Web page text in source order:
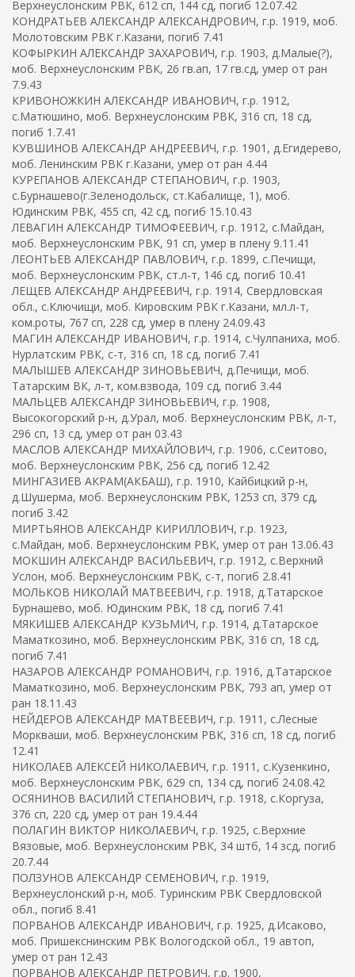
Верхнеуслонским РВК, 612 сп, 144 сд, погиб 12.07.42
КОНДРАТЬЕВ АЛЕКСАНДР АЛЕКСАНДРОВИЧ, г.р. 1919, моб.
Молотовским РВК г.Казани, погиб 7.41
КОФЫРКИН АЛЕКСАНДР ЗАХАРОВИЧ, г.р. 1903, д.Малые(?),
моб. Верхнеуслонским РВК, 26 гв.ап, 17 гв.сд, умер от ран
7.9.43
КРИВОНОЖКИН АЛЕКСАНДР ИВАНОВИЧ, г.р. 1912,
с.Матюшино, моб. Верхнеуслонским РВК, 316 сп, 18 сд,
погиб 1.7.41
КУВШИНОВ АЛЕКСАНДР АНДРЕЕВИЧ, г.р. 1901, д.Егидерево,
моб. Ленинским РВК г.Казани, умер от ран 4.44
КУРЕПАНОВ АЛЕКСАНДР СТЕПАНОВИЧ, г.р. 1903,
с.Бурнашево(г.Зеленодольск, ст.Кабалище, 1), моб.
Юдинским РВК, 455 сп, 42 сд, погиб 15.10.43
ЛЕВАГИН АЛЕКСАНДР ТИМОФЕЕВИЧ, г.р. 1912, с.Майдан,
моб. Верхнеуслонским РВК, 91 сп, умер в плену 9.11.41
ЛЕОНТЬЕВ АЛЕКСАНДР ПАВЛОВИЧ, г.р. 1899, с.Печищи,
моб. Верхнеуслонским РВК, ст.л-т, 146 сд, погиб 10.41
ЛЕЩЕВ АЛЕКСАНДР АНДРЕЕВИЧ, г.р. 1914, Свердловская
обл., с.Ключищи, моб. Кировским РВК г.Казани, мл.л-т,
ком.роты, 767 сп, 228 сд, умер в плену 24.09.43
МАГИН АЛЕКСАНДР ИВАНОВИЧ, г.р. 1914, с.Чулпаниха, моб.
Нурлатским РВК, с-т, 316 сп, 18 сд, погиб 7.41
МАЛЫШЕВ АЛЕКСАНДР ЗИНОВЬЕВИЧ, д.Печищи, моб.
Татарским ВК, л-т, ком.взвода, 109 сд, погиб 3.44
МАЛЬЦЕВ АЛЕКСАНДР ЗИНОВЬЕВИЧ, г.р. 1908,
Высокогорский р-н, д.Урал, моб. Верхнеуслонским РВК, л-т,
296 сп, 13 сд, умер от ран 03.43
МАСЛОВ АЛЕКСАНДР МИХАЙЛОВИЧ, г.р. 1906, с.Сеитово,
моб. Верхнеуслонским РВК, 256 сд, погиб 12.42
МИНГАЗИЕВ АКРАМ(АКБАШ), г.р. 1910, Кайбицкий р-н,
д.Шушерма, моб. Верхнеуслонским РВК, 1253 сп, 379 сд,
погиб 3.42
МИРТЬЯНОВ АЛЕКСАНДР КИРИЛЛОВИЧ, г.р. 1923,
с.Майдан, моб. Верхнеуслонским РВК, умер от ран 13.06.43
МОКШИН АЛЕКСАНДР ВАСИЛЬЕВИЧ, г.р. 1912, с.Верхний
Услон, моб. Верхнеуслонским РВК, с-т, погиб 2.8.41
МОЛЬКОВ НИКОЛАЙ МАТВЕЕВИЧ, г.р. 1918, д.Татарское
Бурнашево, моб. Юдинским РВК, 18 сд, погиб 7.41
МЯКИШЕВ АЛЕКСАНДР КУЗЬМИЧ, г.р. 1914, д.Татарское
Маматкозино, моб. Верхнеуслонским РВК, 316 сп, 18 сд,
погиб 7.41
НАЗАРОВ АЛЕКСАНДР РОМАНОВИЧ, г.р. 1916, д.Татарское
Маматкозино, моб. Верхнеуслонским РВК, 793 ап, умер от
ран 18.11.43
НЕЙДЕРОВ АЛЕКСАНДР МАТВЕЕВИЧ, г.р. 1911, с.Лесные
Моркваши, моб. Верхнеуслонским РВК, 316 сп, 18 сд, погиб
12.41
НИКОЛАЕВ АЛЕКСЕЙ НИКОЛАЕВИЧ, г.р. 1911, с.Кузенкино,
моб. Верхнеуслонским РВК, 629 сп, 134 сд, погиб 24.08.42
ОСЯНИНОВ ВАСИЛИЙ СТЕПАНОВИЧ, г.р. 1918, с.Коргуза,
376 сп, 220 сд, умер от ран 19.4.44
ПОЛАГИН ВИКТОР НИКОЛАЕВИЧ, г.р. 1925, с.Верхние
Вязовые, моб. Верхнеуслонским РВК, 34 штб, 14 зсд, погиб
20.7.44
ПОЛЗУНОВ АЛЕКСАНДР СЕМЕНОВИЧ, г.р. 1919,
Верхнеуслонский р-н, моб. Туринским РВК Свердловской
обл., погиб 8.41
ПОРВАНОВ АЛЕКСАНДР ИВАНОВИЧ, г.р. 1925, д.Исаково,
моб. Пришекснинским РВК Вологодской обл., 19 автоп,
умер от ран 12.43
ПОРВАНОВ АЛЕКСАНДР ПЕТРОВИЧ, г.р. 1900,